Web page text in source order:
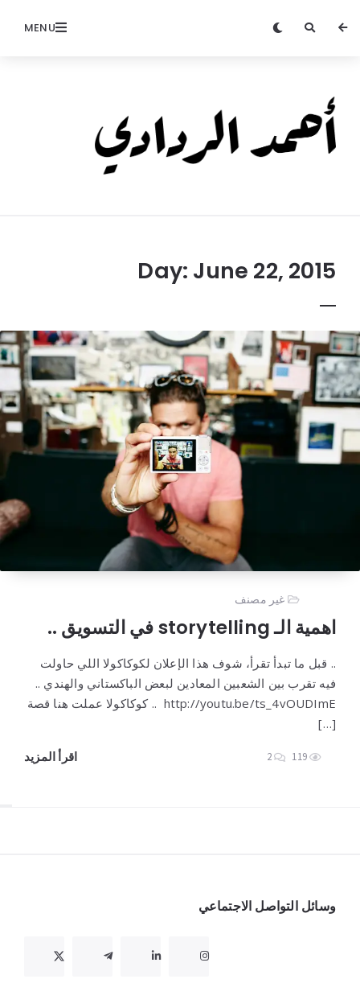
MENU
Day: June 22, 2015
غير مصنف
اهمية الـ storytelling في التسويق ..
.. قبل ما تبدأ تقرأ، شوف هذا الإعلان لكوكاكولا اللي حاولت
فيه تقرب بين الشعبين المعادين لبعض الباكستاني والهندي ..
http://youtu.be/ts_4vOUDImE .. كوكاكولا عملت هنا قصة
[…]
اقرأ المزيد 119
2
وسائل التواصل الاجتماعي